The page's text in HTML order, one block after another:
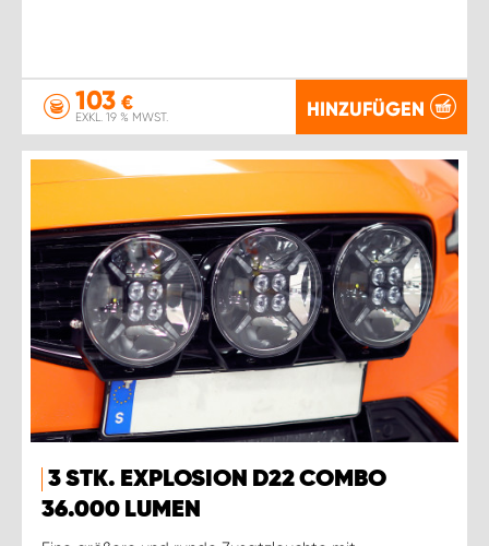
103 €
EXKL. 19 % MWST. HINZUFÜGEN
3 STK. EXPLOSION D22 COMBO
36.000 LUMEN